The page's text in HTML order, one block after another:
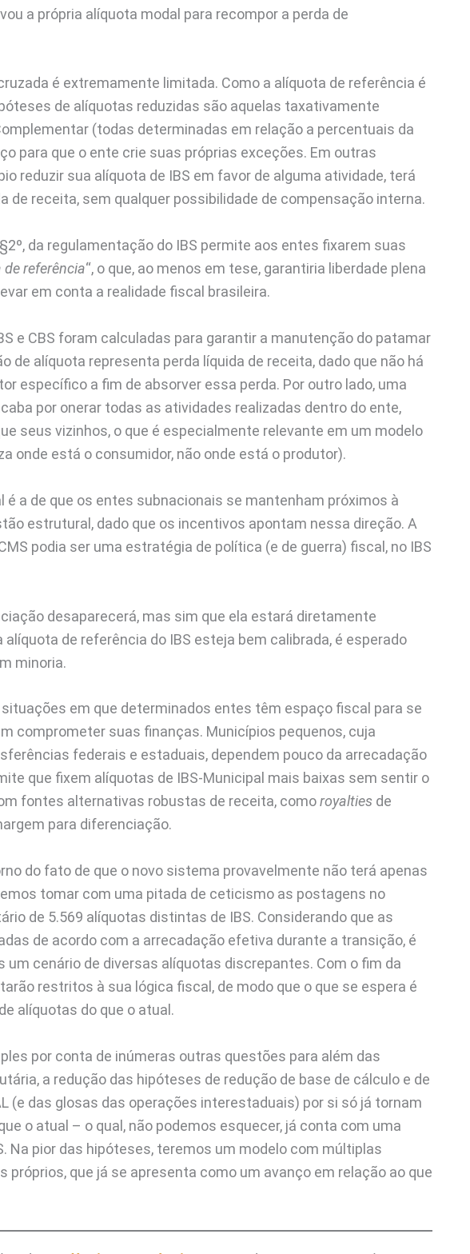
a própria alíquota modal para recompor a perda de
é extremamente limitada. Como a alíquota de referência é
de alíquotas reduzidas são aquelas taxativamente
(todas determinadas em relação a percentuais da
para que o ente crie suas próprias exceções. Em outras
reduzir sua alíquota de IBS em favor de alguma atividade, terá
de receita, sem qualquer possibilidade de compensação interna.
da regulamentação do IBS permite aos entes fixarem suas
referência“, o que, ao menos em tese, garantiria liberdade plena
em conta a realidade fiscal brasileira.
e CBS foram calculadas para garantir a manutenção do patamar
de alíquota representa perda líquida de receita, dado que não há
específico a fim de absorver essa perda. Por outro lado, uma
por onerar todas as atividades realizadas dentro do ente,
seus vizinhos, o que é especialmente relevante em um modelo
onde está o consumidor, não onde está o produtor).
a de que os entes subnacionais se mantenham próximos à
estrutural, dado que os incentivos apontam nessa direção. A
podia ser uma estratégia de política (e de guerra) fiscal, no IBS
desaparecerá, mas sim que ela estará diretamente
de referência do IBS esteja bem calibrada, é esperado
minoria.
em que determinados entes têm espaço fiscal para se
comprometer suas finanças. Municípios pequenos, cuja
federais e estaduais, dependem pouco da arrecadação
que fixem alíquotas de IBS-Municipal mais baixas sem sentir o
fontes alternativas robustas de receita, comoroyalties de
para diferenciação.
do fato de que o novo sistema provavelmente não terá apenas
tomar com uma pitada de ceticismo as postagens no
de 5.569 alíquotas distintas de IBS. Considerando que as
de acordo com a arrecadação efetiva durante a transição, é
um cenário de diversas alíquotas discrepantes. Com o fim da
restritos à sua lógica fiscal, de modo que o que se espera é
alíquotas do que o atual.
por conta de inúmeras outras questões para além das
a redução das hipóteses de redução de base de cálculo e de
(e das glosas das operações interestaduais) por si só já tornam
o atual – o qual, não podemos esquecer, já conta com uma
Na pior das hipóteses, teremos um modelo com múltiplas
que já se apresenta como um avanço em relação ao que